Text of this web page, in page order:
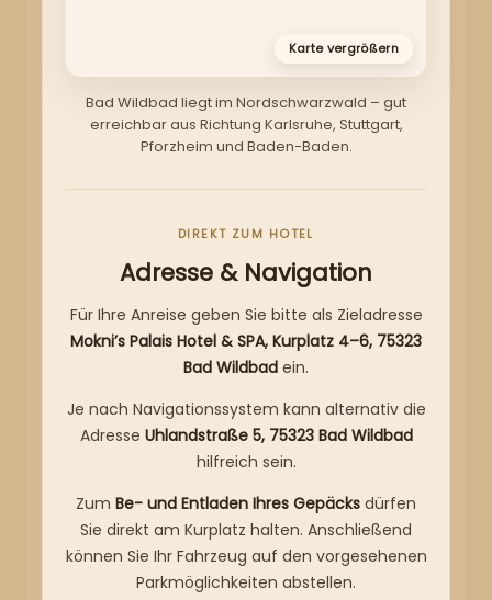
Bad Wildbad liegt im Nordschwarzwald – gut
erreichbar aus Richtung Karlsruhe, Stuttgart,
Pforzheim und Baden-Baden.
DIREKT ZUM HOTEL
Adresse & Navigation
Für Ihre Anreise geben Sie bitte als Zieladresse
Mokni’s Palais Hotel & SPA, Kurplatz 4–6, 75323
Bad Wildbad ein.
Je nach Navigationssystem kann alternativ die
Adresse Uhlandstraße 5, 75323 Bad Wildbad
hilfreich sein.
Zum Be- und Entladen Ihres Gepäcks dürfen
Sie direkt am Kurplatz halten. Anschließend
können Sie Ihr Fahrzeug auf den vorgesehenen
Parkmöglichkeiten abstellen.